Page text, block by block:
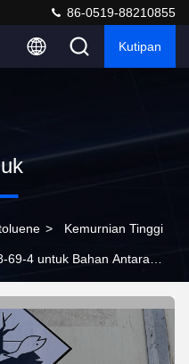
86-0519-88210855
Kutipan
> Kemurnian Tinggi
69-4 untuk Bahan Antara